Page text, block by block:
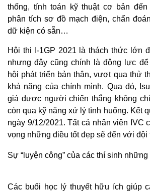
thống, tính toán kỹ thuật cơ bản
phân tích sơ đồ mạch điện, chẩn
dữ kiện có sẵn…
Hội thi I-1GP 2021 là thách thức lớn
nhưng đây cũng chính là động lực
hội phát triển bản thân, vượt qua thử
khả năng của chính mình. Qua đó,
giá được người chiến thắng không
còn qua kỹ năng xử lý tình huống. Kết
ngày 9/12/2021. Tất cả nhân viên IVC
vọng những điều tốt đẹp sẽ đến với đội
Sự “luyện công” của các thí sinh
Các buổi học lý thuyết hữu ích giúp